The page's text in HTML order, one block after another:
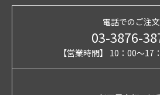
電話でのご注文
03-3876-
【営業時間】 10：00～17